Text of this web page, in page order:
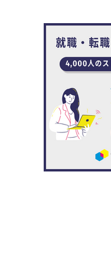
たな対応を求めるよう
中村：以前は店に
コンビニが、宅配
ったサービスの幅
業の経営企画部門の
そうした変化に伴い、